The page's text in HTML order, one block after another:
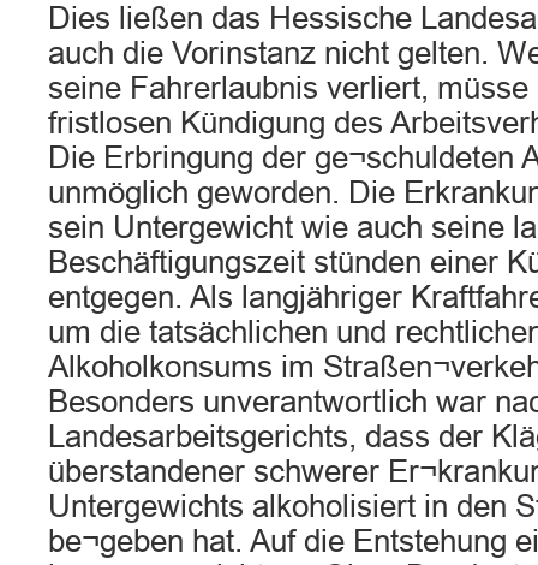
Dies ließen das Hessische
auch die Vorinstanz nicht gelten.
seine Fahrerlaubnis verliert,
fristlosen Kündigung des
Die Erbringung der ge¬schuldeten
unmöglich geworden. Die
sein Untergewicht wie auch seine
Beschäftigungszeit stünden einer
entgegen. Als langjähriger
um die tatsächlichen und
Alkoholkonsums im
Besonders unverantwortlich war
Landesarbeitsgerichts, dass der
überstandener schwerer
Untergewichts alkoholisiert in den
be¬geben hat. Auf die Entstehung